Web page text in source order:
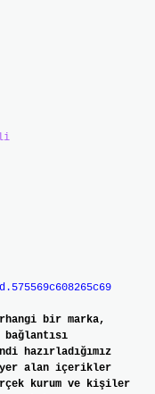
bir marka,
hazırladığımız
yer alan içerikler
kurum ve kişiler